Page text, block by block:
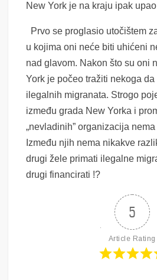
New York je na kraju ipak
Prvo se proglasio utočištem
u kojima oni neće biti uhićeni
nad glavom. Nakon što su oni
York je počeo tražiti nekoga
ilegalnih migranata. Strogo
između grada New Yorka i
„nevladinih” organizacija
Između njih nema nikakve
drugi žele primati ilegalne
drugi financirati !?
5
Article Rating